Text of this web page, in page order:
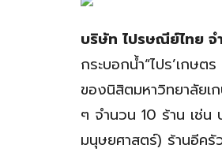
บริษัท ไปรษณีย์ไทย จ
กระบอกน้ำ“ไปร’เกษ
ของนิสิตมหาวิทยาลัย
ๆ จำนวน 10 ร้าน เช่
มนุษยศาสตร์) ร้านอีค